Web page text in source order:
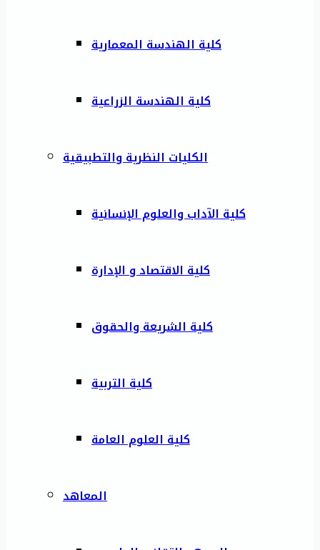
كلية الهندسة المعمارية
كلية الهندسة الزراعية
الكليات النظرية والتطبيقية
كلية الآداب والعلوم الإنسانية
كلية الاقتصاد و الإدارة
كلية الشريعة والحقوق
كلية التربية
كلية العلوم العامة
المعاهد